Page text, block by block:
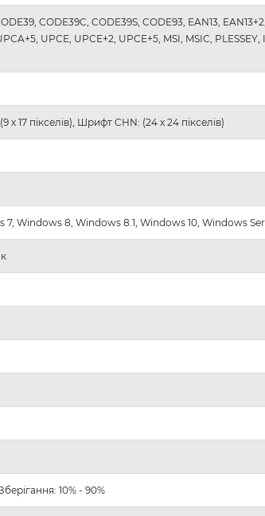
CODE39C, CODE39S, CODE93, EAN13,
UPCE, UPCE+2, UPCE+5, MSI, MSIC, PLESSEY,
17 пікселів), Шрифт CHN: (24 х 24 пікселів)
Windows 8, Windows 8.1, Windows 10, Windows
10% - 90%